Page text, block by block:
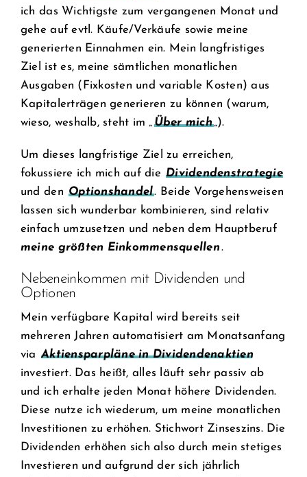
ich das Wichtigste zum vergangenen Monat und
gehe auf evtl. Käufe/Verkäufe sowie meine
generierten Einnahmen ein. Mein langfristiges
Ziel ist es, meine sämtlichen monatlichen
Ausgaben (Fixkosten und variable Kosten) aus
Kapitalerträgen generieren zu können (warum,
wieso, weshalb, steht im „Über mich„).
Um dieses langfristige Ziel zu erreichen,
fokussiere ich mich auf die Dividendenstrategie
und den Optionshandel. Beide Vorgehensweisen
lassen sich wunderbar kombinieren, sind relativ
einfach umzusetzen und neben dem Hauptberuf
meine größten Einkommensquellen.
Nebeneinkommen mit Dividenden und
Optionen
Mein verfügbare Kapital wird bereits seit
mehreren Jahren automatisiert am Monatsanfang
via Aktiensparpläne in Dividendenaktien
investiert. Das heißt, alles läuft sehr passiv ab
und ich erhalte jeden Monat höhere Dividenden.
Diese nutze ich wiederum, um meine monatlichen
Investitionen zu erhöhen. Stichwort Zinseszins. Die
Dividenden erhöhen sich also durch mein stetiges
Investieren und aufgrund der sich jährlich